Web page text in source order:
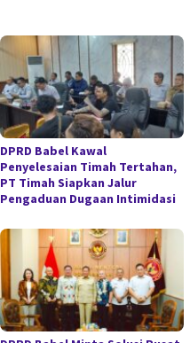
DPRD Babel Kawal
Penyelesaian Timah Tertahan,
PT Timah Siapkan Jalur
Pengaduan Dugaan Intimidasi